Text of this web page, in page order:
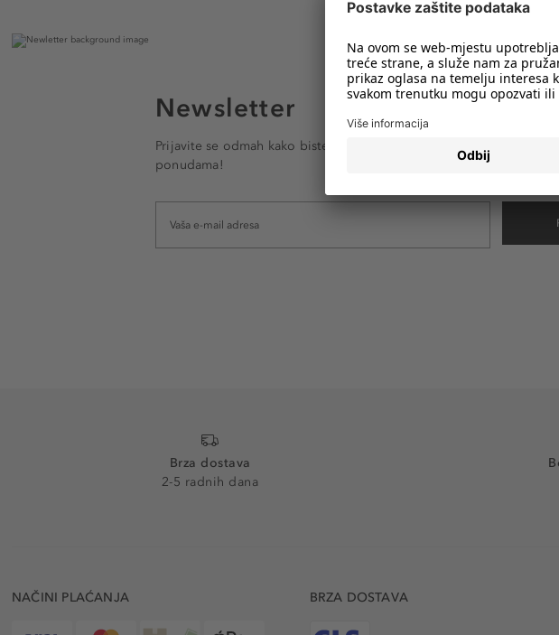
Newsletter
Prijavite se odmah kako biste e-mailom primali obavijesti o svim
ponudama!
Brza dostava
2-5 radnih dana
NAČINI PLAĆANJA BRZA DOSTAVA